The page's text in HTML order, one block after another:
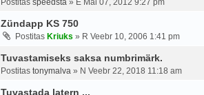
Postitas speedsta » E Mai 07, 2012 9:27 pm
Zündapp KS 750
Postitas Kriuks » R Veebr 10, 2006 1:41 pm
Tuvastamiseks saksa numbrimärk.
Postitas tonymalva » N Veebr 22, 2018 11:18 am
Tuvastada latern ...